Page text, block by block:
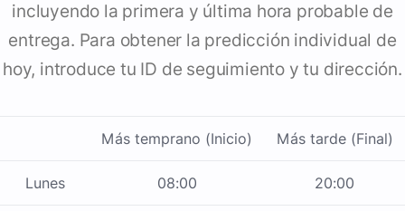
incluyendo la primera y última hora probable de
entrega. Para obtener la predicción individual de
hoy, introduce tu ID de seguimiento y tu dirección.
Más temprano (Inicio) Más tarde (Final)
Lunes 08:00 20:00